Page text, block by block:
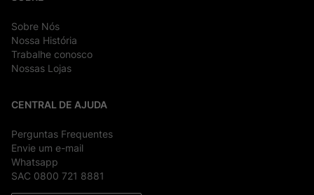
Sobre Nós
Nossa História
Trabalhe conosco
Nossas Lojas
CENTRAL DE AJUDA
Perguntas Frequentes
Envie um e-mail
Whatsapp
SAC 0800 721 8881